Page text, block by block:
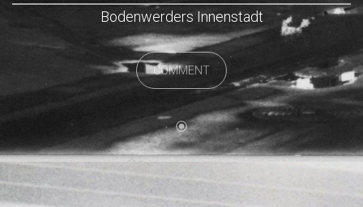
Bodenwerders Innenstadt
COMMENT